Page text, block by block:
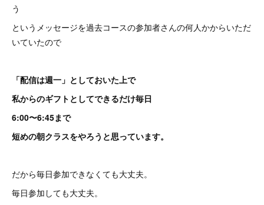
う
というメッセージを過去コースの参加者さんの何人かからいただ
いていたので
「配信は週一」としておいた上で
私からのギフトとしてできるだけ毎日
6:00〜6:45まで
短めの朝クラスをやろうと思っています。
だから毎日参加できなくても大丈夫。
毎日参加しても大丈夫。